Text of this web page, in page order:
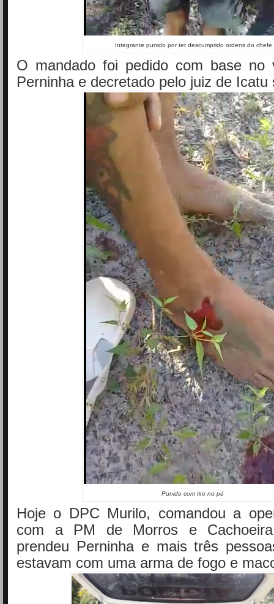
Integrante punido por ter descumprido ordens do chefe
O mandado foi pedido com base no
Perninha e decretado pelo juiz de Icatu
Punido com tiro no pé
Hoje o DPC Murilo, comandou a
com a PM de Morros e
prendeu Perninha e mais três
estavam com uma arma de fogo e